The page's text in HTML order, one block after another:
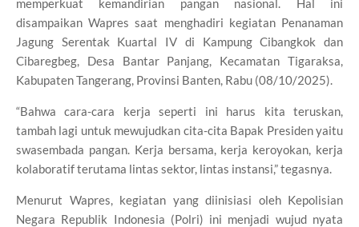
memperkuat kemandirian pangan nasional. Hal ini
disampaikan Wapres saat menghadiri kegiatan Penanaman
Jagung Serentak Kuartal IV di Kampung Cibangkok dan
Cibaregbeg, Desa Bantar Panjang, Kecamatan Tigaraksa,
Kabupaten Tangerang, Provinsi Banten, Rabu (08/10/2025).
“Bahwa cara-cara kerja seperti ini harus kita teruskan,
tambah lagi untuk mewujudkan cita-cita Bapak Presiden yaitu
swasembada pangan. Kerja bersama, kerja keroyokan, kerja
kolaboratif terutama lintas sektor, lintas instansi,” tegasnya.
Menurut Wapres, kegiatan yang diinisiasi oleh Kepolisian
Negara Republik Indonesia (Polri) ini menjadi wujud nyata